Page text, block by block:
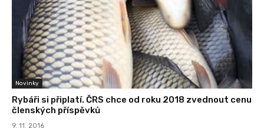
Novinky
Rybáři si připlatí. ČRS chce od roku 2018 zvednout cenu
členských příspěvků
9. 11. 2016